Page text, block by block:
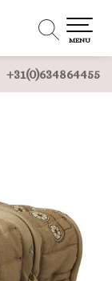
+31(0)634864455
MENU